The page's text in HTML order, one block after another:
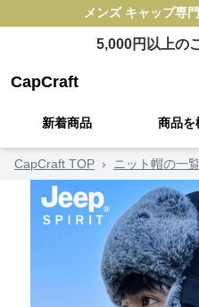
メンズ キャップ専
5,000円以上の
CapCraft
新着商品 商品を
CapCraft TOP › ニット帽の一覧